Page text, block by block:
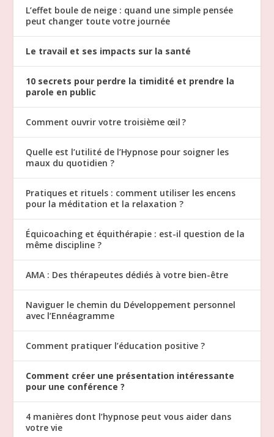
L’effet boule de neige : quand une simple pensée
peut changer toute votre journée
Le travail et ses impacts sur la santé
10 secrets pour perdre la timidité et prendre la
parole en public
Comment ouvrir votre troisième œil ?
Quelle est l’utilité de l’Hypnose pour soigner les
maux du quotidien ?
Pratiques et rituels : comment utiliser les encens
pour la méditation et la relaxation ?
Équicoaching et équithérapie : est-il question de la
même discipline ?
AMA : Des thérapeutes dédiés à votre bien-être
Naviguer le chemin du Développement personnel
avec l’Ennéagramme
Comment pratiquer l’éducation positive ?
Comment créer une présentation intéressante
pour une conférence ?
4 manières dont l’hypnose peut vous aider dans
votre vie